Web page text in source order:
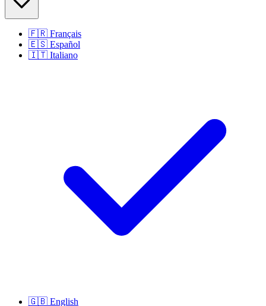
🇫🇷 Français
🇪🇸 Español
🇮🇹 Italiano
🇬🇧 English